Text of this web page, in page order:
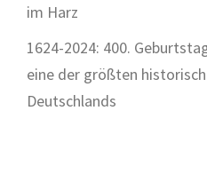
im Harz
1624-2024: 400.
eine der größten
Deutschlands